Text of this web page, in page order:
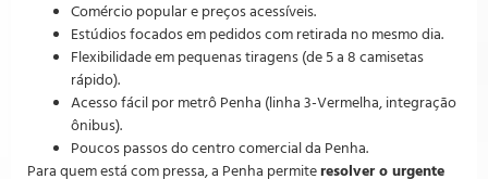
Comércio popular e preços acessíveis.
Estúdios focados em pedidos com retirada no mesmo dia.
Flexibilidade em pequenas tiragens (de 5 a 8 camisetas
rápido).
Acesso fácil por metrô Penha (linha 3-Vermelha, integração
ônibus).
Poucos passos do centro comercial da Penha.
Para quem está com pressa, a Penha permiteresolver o urgente